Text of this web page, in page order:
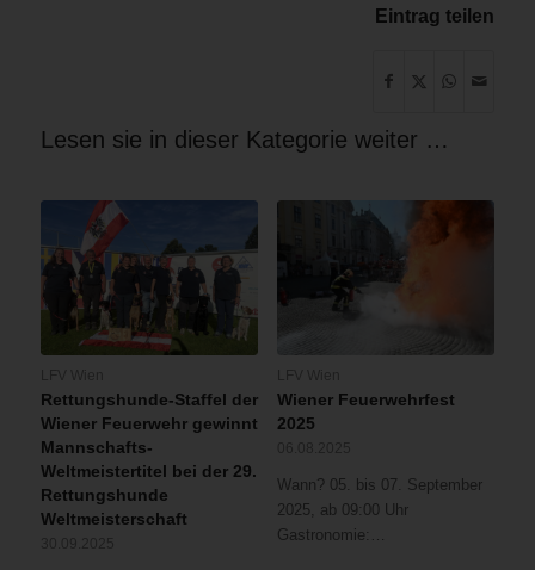
Eintrag teilen
Lesen sie in dieser Kategorie weiter …
Rettungshunde-Staffel der
Wiener Feuerwehr gewinnt
Mannschafts-
Weltmeistertitel bei der 29.
Rettungshunde
Weltmeisterschaft
Wiener Feuerwehrfest
2025
Wann? 05. bis 07. September
2025, ab 09:00 Uhr
Gastronomie:…